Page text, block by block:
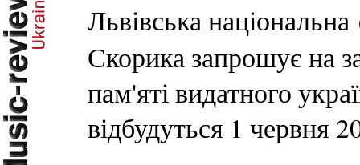
Львівська національна
Скорика запрошує на
пам'яті видатного
відбудуться 1 червня